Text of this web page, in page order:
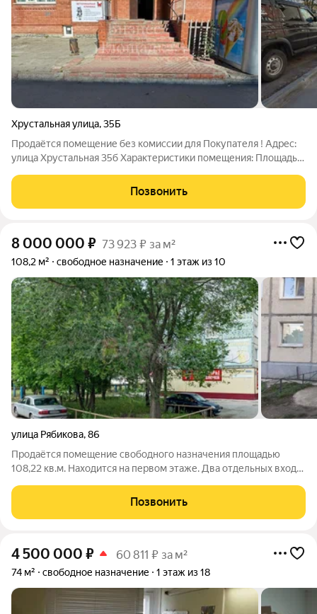
Хрустальная улица,35Б
Продаётся помещение без комиссии для Покупателя ! Aдрес:
улица Хрустальная 35б Характеристики помещения: Площадь
Ремонт: Типовой Коммуникации: Центральные
(электричество, водоснабжение,
Позвонить
8 000 000 ₽ 73 923 ₽ за м²
108,2 м² свободное назначение 1 этаж из 10
улица Рябикова,86
Продаётся помещение свободного назначения площадью
108,22 кв.м. Находится на первом этаже. Два отдельных входа.
подробной информацией позвоните по телефону, указанному
в объявлении, или напишите
Позвонить
4 500 000 ₽ 60 811 ₽ за м²
74 м² свободное назначение 1 этаж из 18